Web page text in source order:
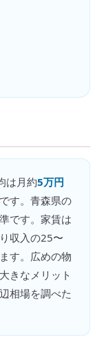
は月約5万円
です。 青森県の
です。家賃は
収入の25〜
す。広めの物
きなメリット
相場を調べた